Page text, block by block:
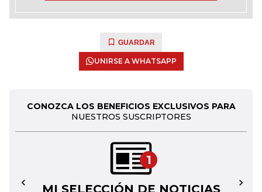
GUARDAR
UNIRSE A WHATSAPP
CONOZCA LOS BENEFICIOS EXCLUSIVOS PARA
NUESTROS SUSCRIPTORES
1
MI SELECCIÓN DE NOTICIAS
← →